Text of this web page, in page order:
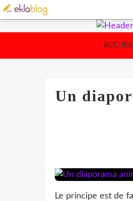
Un
Le principe est de